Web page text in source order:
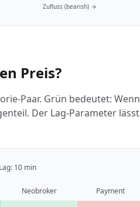
Zufluss (bearish) →
Preis?
Paar. Grün bedeutet: Wenn
Der Lag-Parameter lässt
10 min
Neobroker
Payment